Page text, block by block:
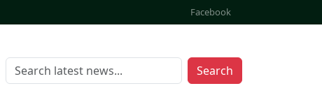
Facebook
Search